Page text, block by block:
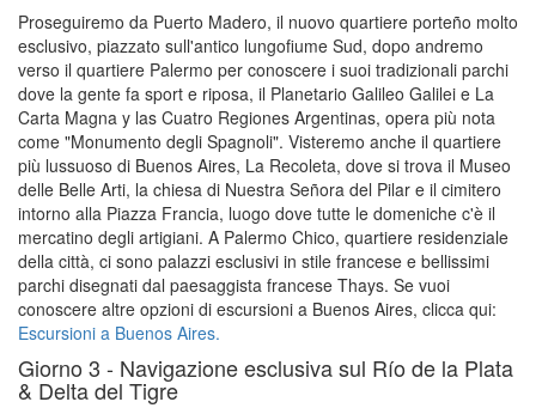
Proseguiremo da Puerto Madero, il nuovo quartiere porteño molto
esclusivo, piazzato sull'antico lungofiume Sud, dopo andremo
verso il quartiere Palermo per conoscere i suoi tradizionali parchi
dove la gente fa sport e riposa, il Planetario Galileo Galilei e La
Carta Magna y las Cuatro Regiones Argentinas, opera più nota
come "Monumento degli Spagnoli". Visteremo anche il quartiere
più lussuoso di Buenos Aires, La Recoleta, dove si trova il Museo
delle Belle Arti, la chiesa di Nuestra Señora del Pilar e il cimitero
intorno alla Piazza Francia, luogo dove tutte le domeniche c'è il
mercatino degli artigiani. A Palermo Chico, quartiere residenziale
della città, ci sono palazzi esclusivi in stile francese e bellissimi
parchi disegnati dal paesaggista francese Thays. Se vuoi
conoscere altre opzioni di escursioni a Buenos Aires, clicca qui:
Escursioni a Buenos Aires.
Giorno 3 - Navigazione esclusiva sul Río de la Plata
& Delta del Tigre